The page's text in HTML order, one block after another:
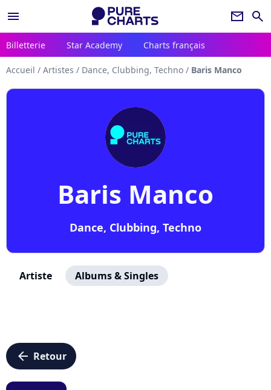
menu newsletter search
Billetterie Star Academy Charts français
Accueil / Artistes / Dance, Clubbing, Techno / Baris Manco
Baris Manco
Dance, Clubbing, Techno
Artiste Albums & Singles
arrow_left Retour